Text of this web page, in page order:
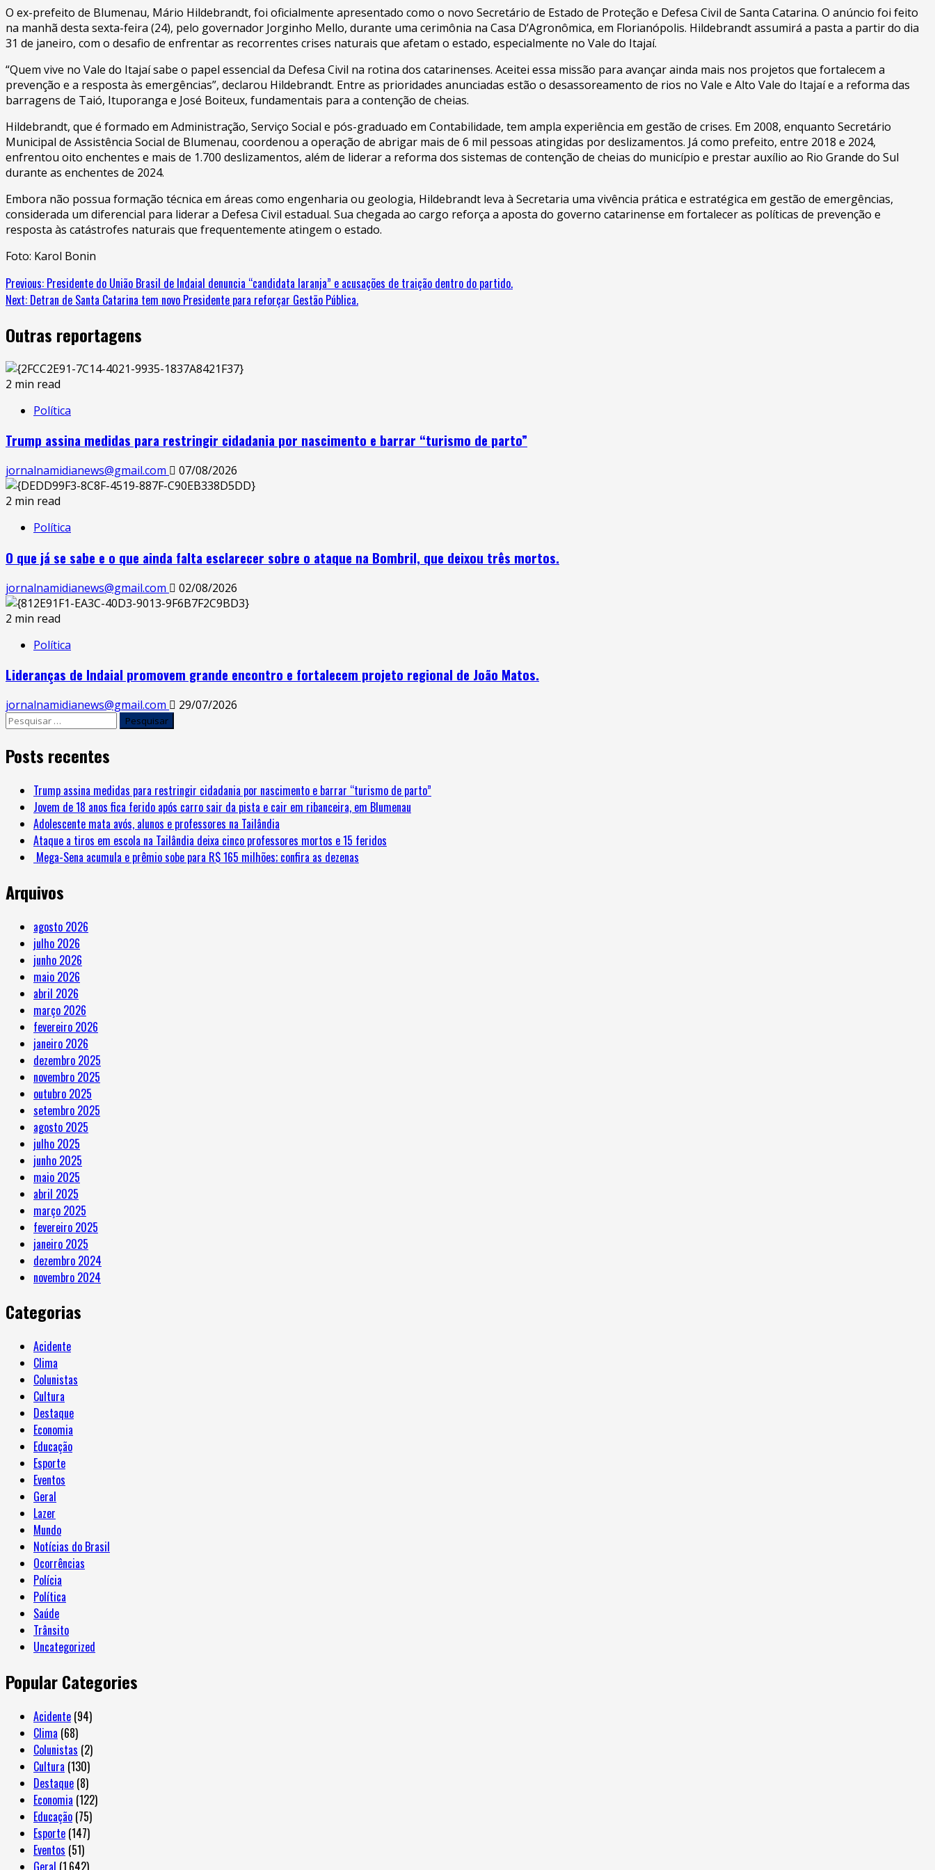
O ex-prefeito de Blumenau, Mário Hildebrandt, foi oficialmente apresentado como o novo Secretário de Estado de Proteção e Defesa Civil de Santa Catarina. O anúncio foi feito
na manhã desta sexta-feira (24), pelo governador Jorginho Mello, durante uma cerimônia na Casa D’Agronômica, em Florianópolis. Hildebrandt assumirá a pasta a partir do dia
31 de janeiro, com o desafio de enfrentar as recorrentes crises naturais que afetam o estado, especialmente no Vale do Itajaí.
“Quem vive no Vale do Itajaí sabe o papel essencial da Defesa Civil na rotina dos catarinenses. Aceitei essa missão para avançar ainda mais nos projetos que fortalecem a
prevenção e a resposta às emergências”, declarou Hildebrandt. Entre as prioridades anunciadas estão o desassoreamento de rios no Vale e Alto Vale do Itajaí e a reforma das
barragens de Taió, Ituporanga e José Boiteux, fundamentais para a contenção de cheias.
Hildebrandt, que é formado em Administração, Serviço Social e pós-graduado em Contabilidade, tem ampla experiência em gestão de crises. Em 2008, enquanto Secretário
Municipal de Assistência Social de Blumenau, coordenou a operação de abrigar mais de 6 mil pessoas atingidas por deslizamentos. Já como prefeito, entre 2018 e 2024,
enfrentou oito enchentes e mais de 1.700 deslizamentos, além de liderar a reforma dos sistemas de contenção de cheias do município e prestar auxílio ao Rio Grande do Sul
durante as enchentes de 2024.
Embora não possua formação técnica em áreas como engenharia ou geologia, Hildebrandt leva à Secretaria uma vivência prática e estratégica em gestão de emergências,
considerada um diferencial para liderar a Defesa Civil estadual. Sua chegada ao cargo reforça a aposta do governo catarinense em fortalecer as políticas de prevenção e
resposta às catástrofes naturais que frequentemente atingem o estado.
Foto: Karol Bonin
Previous: Presidente do União Brasil de Indaial denuncia “candidata laranja” e acusações de traição dentro do partido.
Next: Detran de Santa Catarina tem novo Presidente para reforçar Gestão Pública.
Outras reportagens
2 min read
Política
Trump assina medidas para restringir cidadania por nascimento e barrar “turismo de parto”
jornalnamidianews@gmail.com
07/08/2026
2 min read
Política
O que já se sabe e o que ainda falta esclarecer sobre o ataque na Bombril, que deixou três mortos.
jornalnamidianews@gmail.com
02/08/2026
2 min read
Política
Lideranças de Indaial promovem grande encontro e fortalecem projeto regional de João Matos.
jornalnamidianews@gmail.com 29/07/2026
Posts recentes
Trump assina medidas para restringir cidadania por nascimento e barrar “turismo de parto”
Jovem de 18 anos fica ferido após carro sair da pista e cair em ribanceira, em Blumenau
Adolescente mata avós, alunos e professores na Tailândia
Ataque a tiros em escola na Tailândia deixa cinco professores mortos e 15 feridos
Mega-Sena acumula e prêmio sobe para R$ 165 milhões; confira as dezenas
Arquivos
agosto 2026
julho 2026
junho 2026
maio 2026
abril 2026
março 2026
fevereiro 2026
janeiro 2026
dezembro 2025
novembro 2025
outubro 2025
setembro 2025
agosto 2025
julho 2025
junho 2025
maio 2025
abril 2025
março 2025
fevereiro 2025
janeiro 2025
dezembro 2024
novembro 2024
Categorias
Acidente
Clima
Colunistas
Cultura
Destaque
Economia
Educação
Esporte
Eventos
Geral
Lazer
Mundo
Notícias do Brasil
Ocorrências
Polícia
Política
Saúde
Trânsito
Uncategorized
Popular Categories
Acidente (94)
Clima (68)
Colunistas (2)
Cultura (130)
Destaque (8)
Economia (122)
Educação (75)
Esporte (147)
Eventos (51)
Geral (1.642)